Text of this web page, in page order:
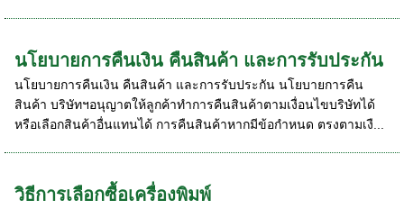
นโยบายการคืนเงิน คืนสินค้า และการรับประกัน
นโยบายการคืนเงิน คืนสินค้า และการรับประกัน นโยบายการคืน
สินค้า บริษัทฯอนุญาตให้ลูกค้าทำการคืนสินค้าตามเงื่อนไขบริษัทได้
หรือเลือกสินค้าอื่นแทนได้ การคืนสินค้าหากมีข้อกำหนด ตรงตามเงื...
วิธีการเลือกซื้อเครื่องพิมพ์